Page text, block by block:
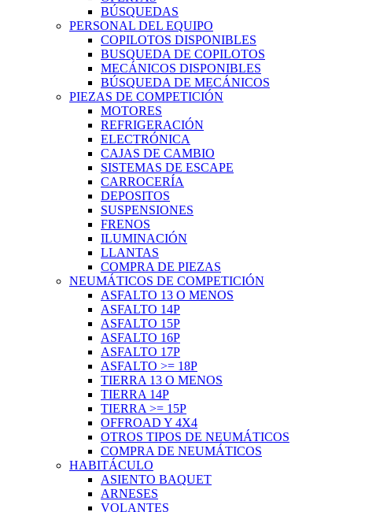
BÚSQUEDAS
PERSONAL DEL EQUIPO
COPILOTOS DISPONIBLES
BUSQUEDA DE COPILOTOS
MECÁNICOS DISPONIBLES
BÚSQUEDA DE MECÁNICOS
PIEZAS DE COMPETICIÓN
MOTORES
REFRIGERACIÓN
ELECTRÓNICA
CAJAS DE CAMBIO
SISTEMAS DE ESCAPE
CARROCERÍA
DEPOSITOS
SUSPENSIONES
FRENOS
ILUMINACIÓN
LLANTAS
COMPRA DE PIEZAS
NEUMÁTICOS DE COMPETICIÓN
ASFALTO 13 O MENOS
ASFALTO 14P
ASFALTO 15P
ASFALTO 16P
ASFALTO 17P
ASFALTO >= 18P
TIERRA 13 O MENOS
TIERRA 14P
TIERRA >= 15P
OFFROAD Y 4X4
OTROS TIPOS DE NEUMÁTICOS
COMPRA DE NEUMÁTICOS
HABITÁCULO
ASIENTO BAQUET
ARNESES
VOLANTES